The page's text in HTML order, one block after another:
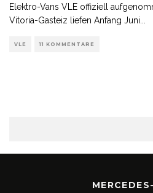
Elektro-Vans VLE offiziell
Vitoria-Gasteiz liefen Anfang Juni
VLE 11 KOMMENTARE